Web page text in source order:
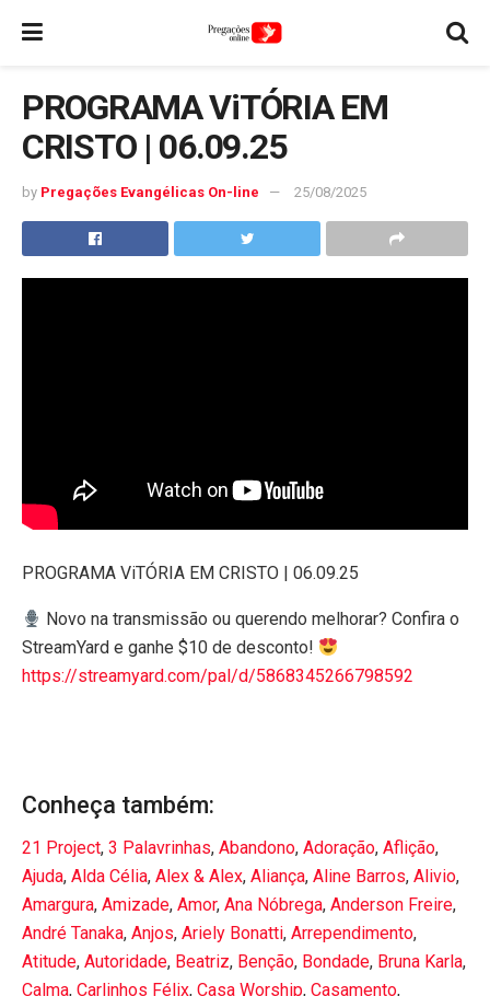
PROGRAMA ViTÓRIA EM
CRISTO | 06.09.25
by Pregações Evangélicas On-line 25/08/2025
PROGRAMA ViTÓRIA EM CRISTO | 06.09.25
Novo na transmissão ou querendo melhorar? Confira o
StreamYard e ganhe $10 de desconto!
https://streamyard.com/pal/d/5868345266798592
Conheça também:
21 Project, 3 Palavrinhas, Abandono, Adoração, Aflição,
Ajuda, Alda Célia, Alex & Alex, Aliança, Aline Barros, Alivio,
Amargura, Amizade, Amor, Ana Nóbrega, Anderson Freire,
André Tanaka, Anjos, Ariely Bonatti, Arrependimento,
Atitude, Autoridade, Beatriz, Benção, Bondade, Bruna Karla,
Calma, Carlinhos Félix, Casa Worship, Casamento,